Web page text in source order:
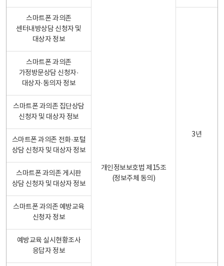
개인정보보호법 제15조
(정보주체 동의)
스마트폰 과의존
센터내방상담 신청자 및
대상자 정보
3년
스마트폰 과의존
가정방문상담 신청자·
대상자·동의자 정보
스마트폰 과의존 집단상담
신청자 및 대상자 정보
스마트폰 과의존 전화·포털
상담 신청자 및 대상자 정보
스마트폰 과의존 게시판
상담 신청자 및 대상자 정보
스마트폰 과의존 예방교육
신청자 정보
예방교육 실시현황조사
응답자 정보